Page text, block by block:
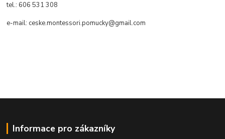
tel.: 606 531 308
e-mail: ceske.montessori.pomucky@gmail.com
Informace pro zákazníky